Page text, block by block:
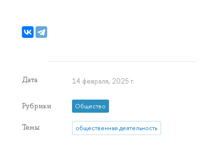
Дата 14 февраля, 2025 г.
Рубрики Общество
Темы общественная деятельность